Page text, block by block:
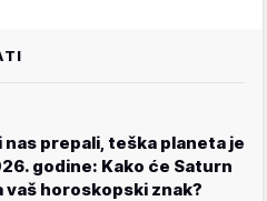
prepali, teška planeta je
godine: Kako će Saturn
vaš horoskopski znak?